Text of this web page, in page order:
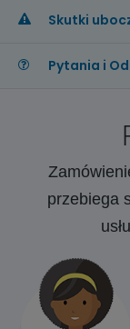
Skutki
Pytania i
przebiega